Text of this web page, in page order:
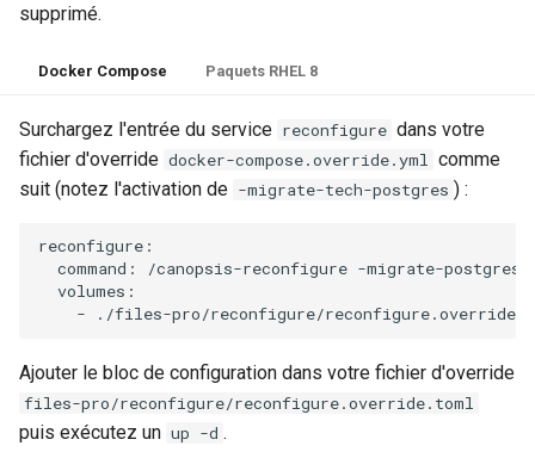
supprimé.
Docker Compose Paquets RHEL 8
Surchargez l'entrée du service reconfigure dans votre
fichier d'override docker-compose.override.yml comme
suit (notez l'activation de -migrate-tech-postgres ) :
command:
/canopsis-reconfigure -migrate-postgres
-
Ajouter le bloc de configuration dans votre fichier d'override
files-pro/reconfigure/reconfigure.override.toml
puis exécutez un up -d .